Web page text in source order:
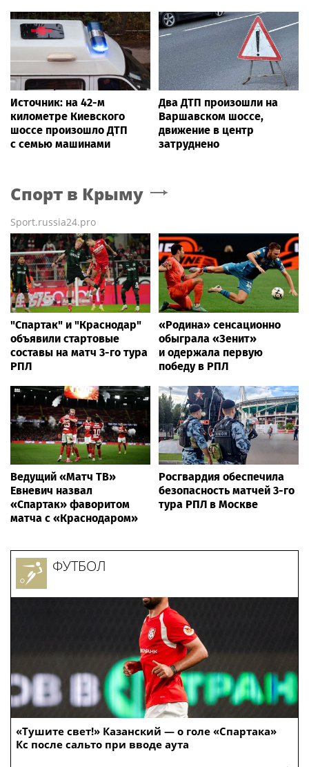
Источник: на 42-м
километре Киевского
шоссе произошло ДТП
с семью машинами
Два ДТП произошли на
Варшавском шоссе,
движение в центр
затруднено
Спорт в Крыму
Sport.russia24.pro
"Спартак" и "Краснодар"
объявили стартовые
составы на матч 3-го тура
РПЛ
«Родина» сенсационно
обыграла «Зенит»
и одержала первую
победу в РПЛ
Ведущий «Матч ТВ»
Евневич назвал
«Спартак» фаворитом
матча с «Краснодаром»
Росгвардия обеспечила
безопасность матчей 3-го
тура РПЛ в Москве
«Тушите свет!» Казанский — о голе «Спартака»
Кс после сальто при вводе аута
ФУТБОЛ